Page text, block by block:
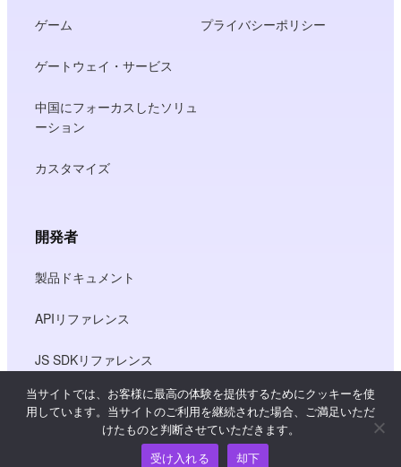
ゲーム
ゲートウェイ・サービス
中国にフォーカスしたソリュ
ーション
カスタマイズ
プライバシーポリシー
開発者
製品ドキュメント
APIリファレンス
JS SDKリファレンス
当サイトでは、お客様に最高の体験を提供するためにクッキーを使
用しています。当サイトのご利用を継続された場合、ご満足いただ
けたものと判断させていただきます。
受け入れる
却下